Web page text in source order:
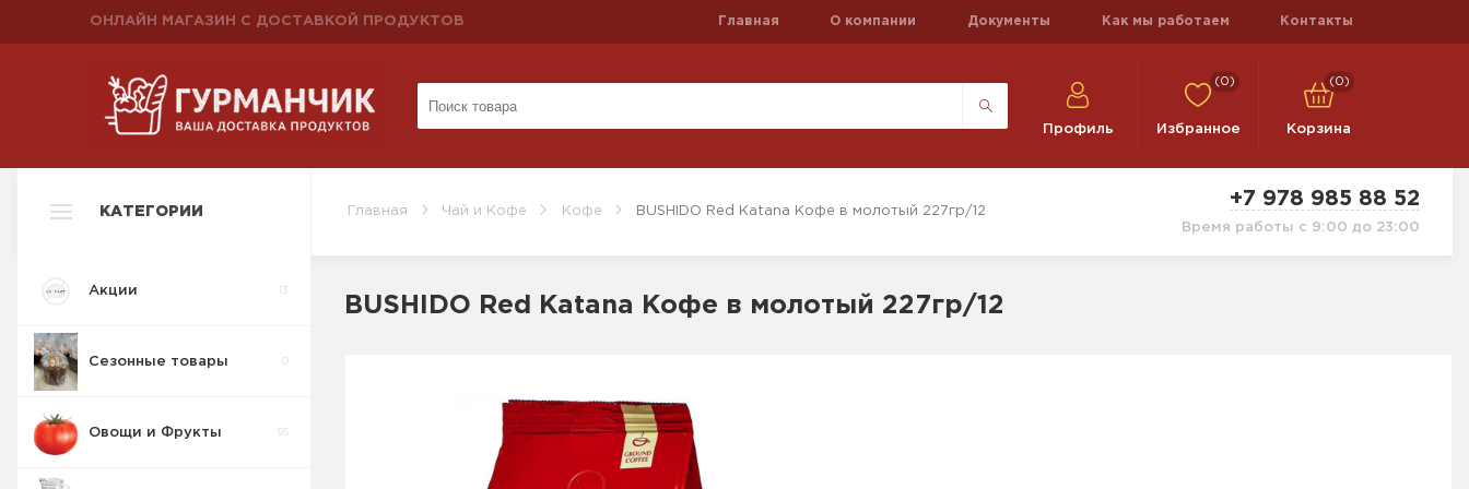
ОНЛАЙН МАГАЗИН С ДОСТАВКОЙ ПРОДУКТОВ Главная О компании Документы Как мы работаем Контакты
Профиль
(0)
Избранное
(0)
Корзина
Главная Чай и Кофе Кофе BUSHIDO Red Katana Кофе в молотый 227гр/12
+7 978 985 88 52
Время работы с 9:00 до 23:00
КАТЕГОРИИ
Акции 13
Сезонные товары
Овощи и Фрукты 95
BUSHIDO Red Katana Кофе в молотый 227гр/12